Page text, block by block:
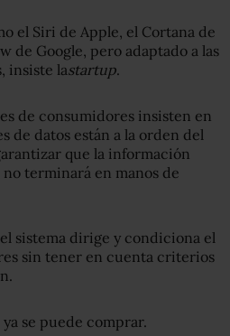
el Siri de Apple, el Cortana de
de Google, pero adaptado a las
insiste lastartup.
de consumidores insisten en
de datos están a la orden del
que la información
terminará en manos de
sistema dirige y condiciona el
sin tener en cuenta criterios
ya se puede comprar.